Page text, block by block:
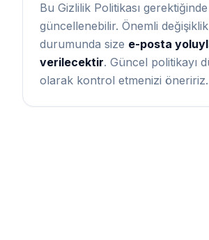
Bu Gizlilik Politikası gerektiğinde
güncellenebilir. Önemli
durumunda size e-posta
verilecektir. Güncel politikayı
olarak kontrol etmenizi öneririz.